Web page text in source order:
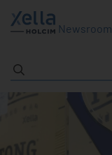
Newsroom